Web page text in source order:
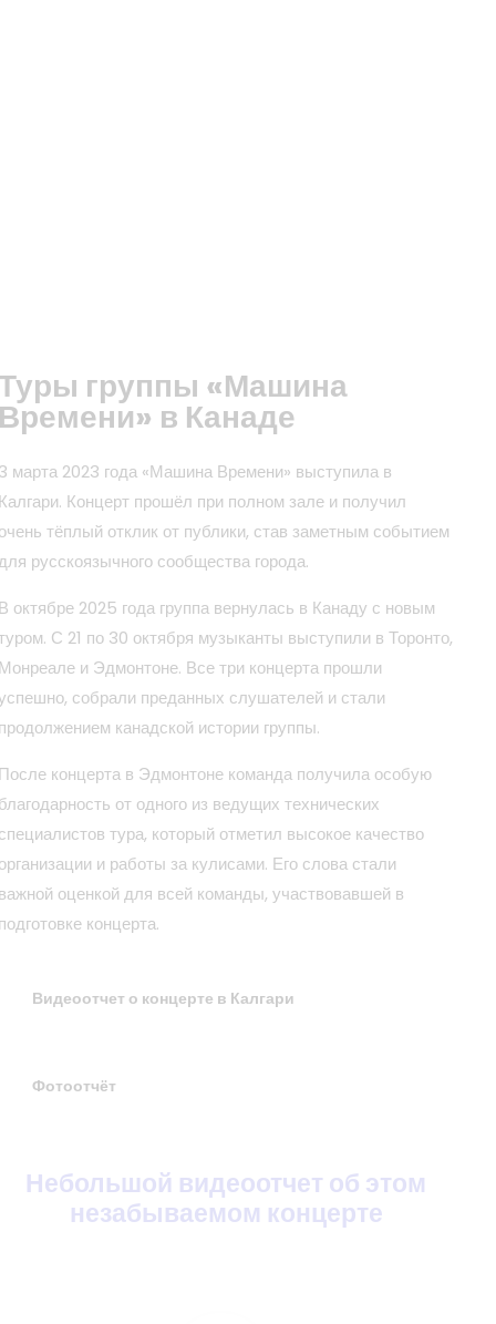
группы «Машина
в Канаде
марта 2023 года «Машина Времени» выступила в
Концерт прошёл при полном зале и получил
тёплый отклик от публики, став заметным событием
русскоязычного сообщества города.
октябре 2025 года группа вернулась в Канаду с новым
С 21 по 30 октября музыканты выступили в Торонто,
и Эдмонтоне. Все три концерта прошли
собрали преданных слушателей и стали
канадской истории группы.
концерта в Эдмонтоне команда получила особую
от одного из ведущих технических
тура, который отметил высокое качество
и работы за кулисами. Его слова стали
оценкой для всей команды, участвовавшей в
концерта.
Видеоотчет о концерте в Калгари
Фотоотчёт
Небольшой видеоотчет об этом
незабываемом концерте